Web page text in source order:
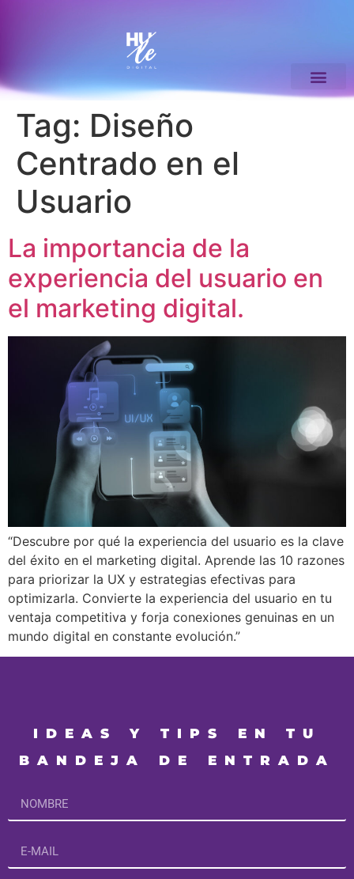
Tag: Diseño
Centrado en el
Usuario
La importancia de la
experiencia del usuario en
el marketing digital.
“Descubre por qué la experiencia del usuario es la clave
del éxito en el marketing digital. Aprende las 10 razones
para priorizar la UX y estrategias efectivas para
optimizarla. Convierte la experiencia del usuario en tu
ventaja competitiva y forja conexiones genuinas en un
mundo digital en constante evolución.”
IDEAS Y TIPS EN TU
BANDEJA DE ENTRADA